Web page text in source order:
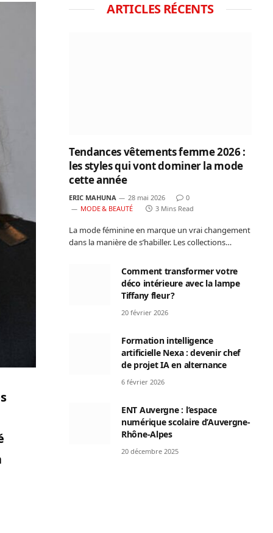
ARTICLES RÉCENTS
Tendances vêtements femme 2026 :
les styles qui vont dominer la mode
cette année
ERIC MAHUNA 28 mai 2026
0
MODE & BEAUTÉ
3 Mins Read
La mode féminine en marque un vrai changement
dans la manière de s’habiller. Les collections…
Comment transformer votre
déco intérieure avec la lampe
Tiffany fleur ?
20 février 2026
Formation intelligence
artificielle Nexa : devenir chef
de projet IA en alternance
6 février 2026
ENT Auvergne : l’espace
numérique scolaire d’Auvergne-
Rhône-Alpes
20 décembre 2025